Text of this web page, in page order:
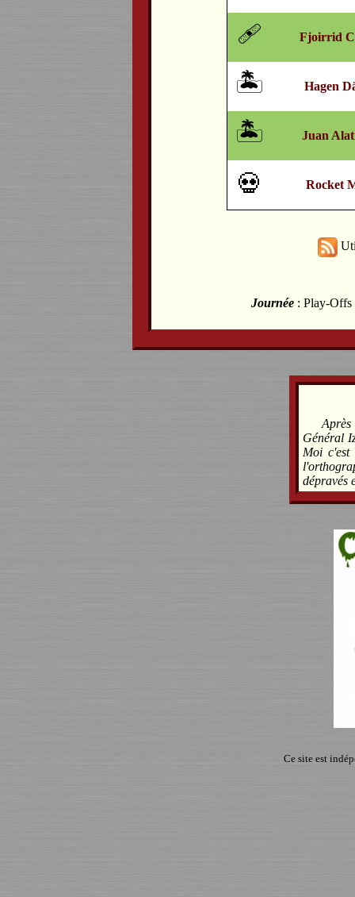
🩹 Fjoirrid
🏝️ Hagen
🏝️ Juan
💀 Rocket
Journée : Play-Offs
Après
Général
Moi
dépravés
Ce site est